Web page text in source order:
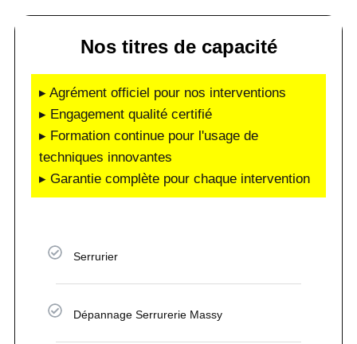
Nos titres de capacité
▸ Agrément officiel pour nos interventions
▸ Engagement qualité certifié
▸ Formation continue pour l'usage de
techniques innovantes
▸ Garantie complète pour chaque intervention
Serrurier
Dépannage Serrurerie Massy